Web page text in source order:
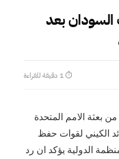
بعد
⏱ 1 دقيقة للقراءة
بعثة الامم المتحدة
الكيني لقوات حفظ
الدولية يؤكد ان رد